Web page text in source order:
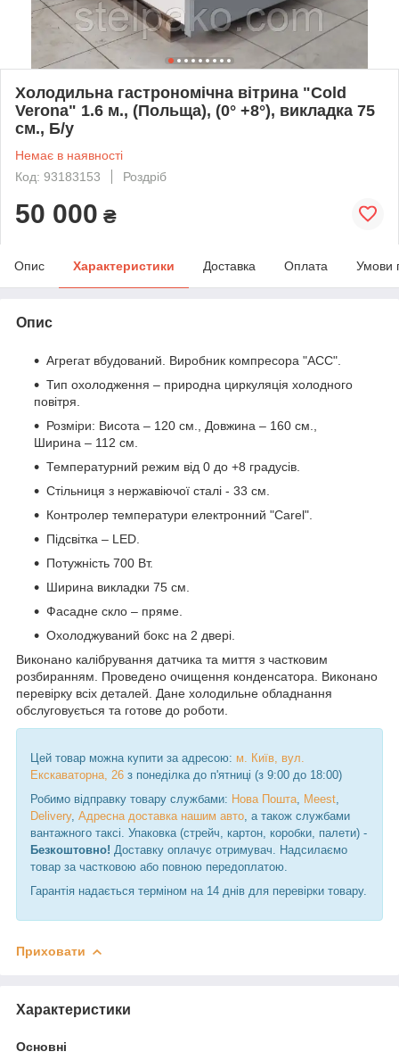
Холодильна гастрономічна вітрина "Cold
Verona" 1.6 м., (Польща), (0° +8°), викладка 75
см., Б/у
Немає в наявності
Код: 93183153
Роздріб
50 000 ₴
Опис Характеристики Доставка Оплата Умови
Опис
Агрегат вбудований. Виробник компресора "ACC".
Тип охолодження – природна циркуляція холодного
повітря.
Розміри: Висота – 120 см., Довжина – 160 см.,
Ширина – 112 см.
Температурний режим від 0 до +8 градусів.
Стільниця з нержавіючої сталі - 33 см.
Контролер температури електронний "Carel".
Підсвітка – LED.
Потужність 700 Вт.
Ширина викладки 75 см.
Фасадне скло – пряме.
Охолоджуваний бокс на 2 двері.
Виконано калібрування датчика та миття з частковим
розбиранням. Проведено очищення конденсатора. Виконано
перевірку всіх деталей. Дане холодильне обладнання
обслуговується та готове до роботи.
Цей товар можна купити за адресою: м. Київ, вул.
Екскаваторна, 26 з понеділка до п'ятниці (з 9:00 до 18:00)
Робимо відправку товару службами: Нова Пошта Meest
Delivery, Адресна доставка нашим авто , а також службами
вантажного таксі. Упаковка (стрейч, картон, коробки, палети) -
Безкоштовно! Доставку оплачує отримувач. Надсилаємо
товар за частковою або повною передоплатою.
Гарантія надається терміном на 14 днів для перевірки товару.
Приховати
Характеристики
Основні